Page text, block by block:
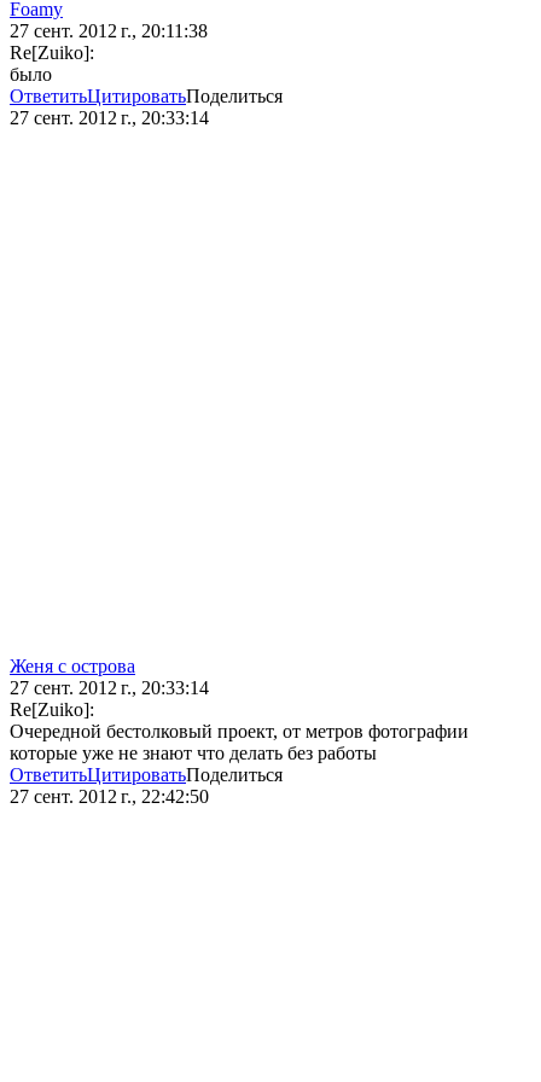
Foamy
27 сент. 2012 г., 20:11:38
Re[Zuiko]:
было
ОтветитьЦитироватьПоделиться
27 сент. 2012 г., 20:33:14
Женя с острова
27 сент. 2012 г., 20:33:14
Re[Zuiko]:
Очередной бестолковый проект, от метров фотографии
которые уже не знают что делать без работы
ОтветитьЦитироватьПоделиться
27 сент. 2012 г., 22:42:50